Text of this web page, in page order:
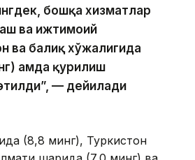
бошқа хизматлар
ва ижтимоий
ва балиқ хўжалигида
ҳамда қурилиш
— дейилади
(8,8 минг), Туркистон